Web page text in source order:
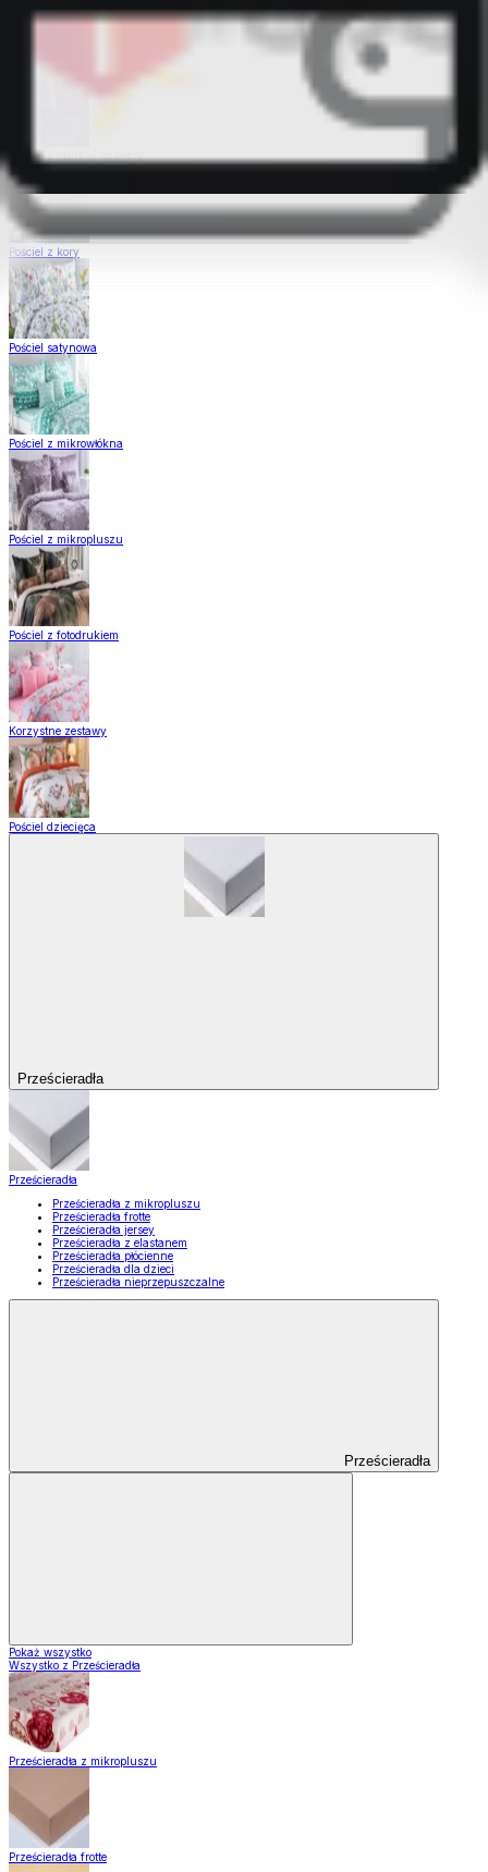
Pościel z gładkiej bawełny
Pościel z kory
Pościel satynowa
Pościel z mikrowłókna
Pościel z mikropluszu
Pościel z fotodrukiem
Korzystne zestawy
Pościel dziecięca
Prześcieradła
Prześcieradła
Prześcieradła z mikropluszu
Prześcieradła frotte
Prześcieradła jersey
Prześcieradła z elastanem
Prześcieradła płócienne
Prześcieradła dla dzieci
Prześcieradła nieprzepuszczalne
Prześcieradła
Pokaż wszystko
Wszystko z Prześcieradła
Prześcieradła z mikropluszu
Prześcieradła frotte